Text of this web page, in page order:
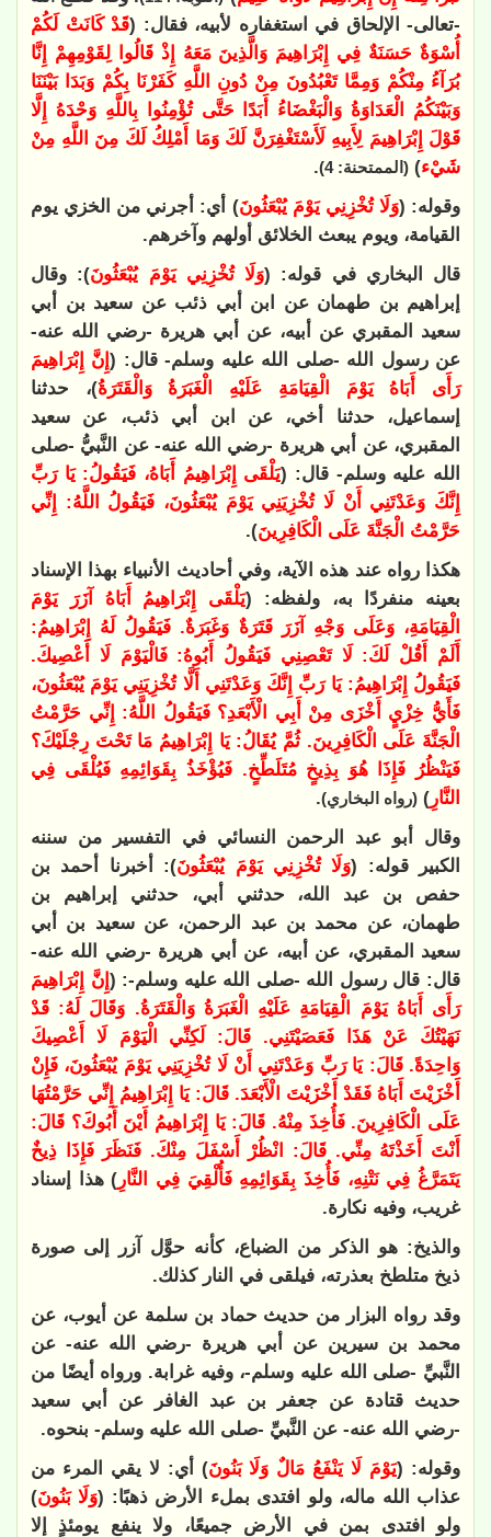
-تعالى- الإلحاق في استغفاره لأبيه، فقال: (قَدْ كَانَتْ لَكُمْ
أُسْوَةٌ حَسَنَةٌ فِي إِبْرَاهِيمَ وَالَّذِينَ مَعَهُ إِذْ قَالُوا لِقَوْمِهِمْ إِنَّا
بُرَآءُ مِنْكُمْ وَمِمَّا تَعْبُدُونَ مِنْ دُونِ اللَّهِ كَفَرْنَا بِكُمْ وَبَدَا بَيْنَنَا
وَبَيْنَكُمُ الْعَدَاوَةُ وَالْبَغْضَاءُ أَبَدًا حَتَّى تُؤْمِنُوا بِاللَّهِ وَحْدَهُ إِلَّا
قَوْلَ إِبْرَاهِيمَ لِأَبِيهِ لَأَسْتَغْفِرَنَّ لَكَ وَمَا أَمْلِكُ لَكَ مِنَ اللَّهِ مِنْ
شَيْء) (الممتحنة: 4)
.
وقوله: (وَلَا تُخْزِنِي يَوْمَ يُبْعَثُونَ) أي: أجرني من الخزي يوم
القيامة، ويوم يبعث الخلائق أولهم وآخرهم.
قال البخاري في قوله: (وَلَا تُخْزِنِي يَوْمَ يُبْعَثُونَ): وقال
إبراهيم بن طهمان عن ابن أبي ذئب عن سعيد بن أبي
سعيد المقبري عن أبيه، عن أبي هريرة -رضي الله عنه-
عن رسول الله -صلى الله عليه وسلم- قال: (إِنَّ إِبْرَاهِيمَ
رَأَى أَبَاهُ يَوْمَ الْقِيَامَةِ عَلَيْهِ الْغَبَرَةُ وَالْقَتَرَةُ)، حدثنا
إسماعيل، حدثنا أخي، عن ابن أبي ذئب، عن سعيد
المقبري، عن أبي هريرة -رضي الله عنه- عن النَّبيُّ -صلى
الله عليه وسلم- قال: (يَلْقَى إِبْرَاهِيمُ أَبَاهُ، فَيَقُولُ: يَا رَبِّ
إِنَّكَ وَعَدْتَنِي أَنْ لَا تُخْزِيَنِي يَوْمَ يُبْعَثُونَ، فَيَقُولُ اللَّهُ: إِنِّي
حَرَّمْتُ الْجَنَّةَ عَلَى الْكَافِرِينَ).
هكذا رواه عند هذه الآية، وفي أحاديث الأنبياء بهذا الإسناد
بعينه منفردًا به، ولفظه: (يَلْقَى إِبْرَاهِيمُ أَبَاهُ آزَرَ يَوْمَ
الْقِيَامَةِ، وَعَلَى وَجْهِ آزَرَ قَتَرَةٌ وَغَبَرَةٌ. فَيَقُولُ لَهُ إِبْرَاهِيمُ:
أَلَمْ أَقُلْ لَكَ: لَا تَعْصِنِي فَيَقُولُ أَبُوهُ: فَالْيَوْمَ لَا أَعْصِيكَ.
فَيَقُولُ إِبْرَاهِيمُ: يَا رَبِّ إِنَّكَ وَعَدْتَنِي أَلَّا تُخْزِيَنِي يَوْمَ يُبْعَثُونَ،
فَأَيُّ خِزْيٍ أَخْزَى مِنْ أَبِي الْأَبْعَدِ؟ فَيَقُولُ اللَّهُ: إِنِّي حَرَّمْتُ
الْجَنَّةَ عَلَى الْكَافِرِينَ. ثُمَّ يُقَالُ: يَا إِبْرَاهِيمُ مَا تَحْتَ رِجْلَيْكَ؟
فَيَنْظُرُ فَإِذَا هُوَ بِذِيخٍ مُتَلَطِّخٍ. فَيُؤْخَذُ بِقَوَائِمِهِ فَيُلْقَى فِي
النَّارِ ) (رواه البخاري).
وقال أبو عبد الرحمن النسائي في التفسير من سننه
الكبير قوله: (وَلَا تُخْزِنِي يَوْمَ يُبْعَثُونَ): أخبرنا أحمد بن
حفص بن عبد الله، حدثني أبي، حدثني إبراهيم بن
طهمان، عن محمد بن عبد الرحمن، عن سعيد بن أبي
سعيد المقبري، عن أبيه، عن أبي هريرة -رضي الله عنه-
قال: قال رسول الله -صلى الله عليه وسلم-: (إِنَّ إِبْرَاهِيمَ
رَأَى أَبَاهُ يَوْمَ الْقِيَامَةِ عَلَيْهِ الْغَبَرَةُ وَالْقَتَرَةُ. وَقَالَ لَهُ: قَدْ
نَهَيْتُكَ عَنْ هَذَا فَعَصَيْتَنِي. قَالَ: لَكِنِّي الْيَوْمَ لَا أَعْصِيكَ
وَاحِدَةً. قَالَ: يَا رَبِّ وَعَدْتَنِي أَنْ لَا تُخْزِيَنِي يَوْمَ يُبْعَثُونَ، فَإِنْ
أَخْزَيْتَ أَبَاهُ فَقَدْ أَخْزَيْتَ الْأَبْعَدَ. قَالَ: يَا إِبْرَاهِيمُ إِنِّي حَرَّمْتُهَا
عَلَى الْكَافِرِينَ. فَأُخِذَ مِنْهُ. قَالَ: يَا إِبْرَاهِيمُ أَيْنَ أَبُوكَ؟ قَالَ:
أَنْتَ أَخَذْتَهُ مِنِّي. قَالَ: انْظُرْ أَسْفَلَ مِنْكَ. فَنَظَرَ فَإِذَا ذِيخٌ
يَتَمَرَّغُ فِي نَتْنِهِ، فَأُخِذَ بِقَوَائِمِهِ فَأُلْقِيَ فِي النَّارِ ) هذا إسناد
غريب، وفيه نكارة.
والذيخ: هو الذكر من الضباع، كأنه حوَّل آزر إلى صورة
ذيخ متلطخ بعذرته، فيلقى في النار كذلك.
وقد رواه البزار من حديث حماد بن سلمة عن أيوب، عن
محمد بن سيرين عن أبي هريرة -رضي الله عنه- عن
النَّبيِّ -صلى الله عليه وسلم-، وفيه غرابة. ورواه أيضًا من
حديث قتادة عن جعفر بن عبد الغافر عن أبي سعيد
-رضي الله عنه- عن النَّبيِّ -صلى الله عليه وسلم- بنحوه.
وقوله: (يَوْمَ لَا يَنْفَعُ مَالٌ وَلَا بَنُونَ) أي: لا يقي المرء من
عذاب الله ماله، ولو افتدى بملء الأرض ذهبًا: (وَلَا بَنُونَ)
ولو افتدى بمن في الأرض جميعًا، ولا ينفع يومئذٍ إلا